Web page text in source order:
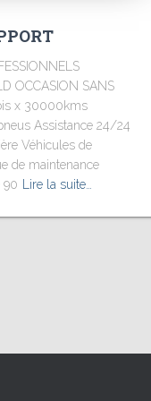
OCCASION SANS
x 30000kms
Assistance 24/24
Véhicules de
de maintenance
90
Lire la suite…